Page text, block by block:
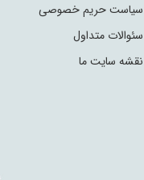
سیاست حریم خصوصی
سئوالات متداول
نقشه سایت ما